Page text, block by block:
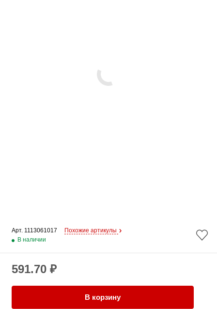
Арт. 1113061017
Похожие артикулы
В наличии
591.70 ₽
В корзину